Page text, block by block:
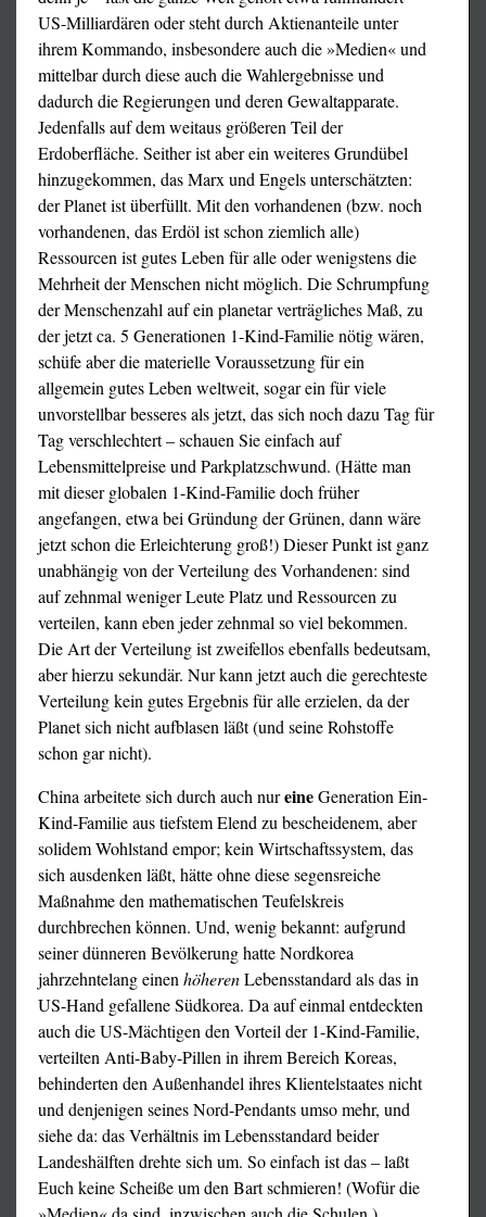
US-Milliardären oder steht durch Aktienanteile unter
ihrem Kommando, insbesondere auch die »Medien« und
mittelbar durch diese auch die Wahlergebnisse und
dadurch die Regierungen und deren Gewaltapparate.
Jedenfalls auf dem weitaus größeren Teil der
Erdoberfläche. Seither ist aber ein weiteres Grundübel
hinzugekommen, das Marx und Engels unterschätzten:
der Planet ist überfüllt. Mit den vorhandenen (bzw. noch
vorhandenen, das Erdöl ist schon ziemlich alle)
Ressourcen ist gutes Leben für alle oder wenigstens die
Mehrheit der Menschen nicht möglich. Die Schrumpfung
der Menschenzahl auf ein planetar verträgliches Maß, zu
der jetzt ca. 5 Generationen 1-Kind-Familie nötig wären,
schüfe aber die materielle Voraussetzung für ein
allgemein gutes Leben weltweit, sogar ein für viele
unvorstellbar besseres als jetzt, das sich noch dazu Tag für
Tag verschlechtert – schauen Sie einfach auf
Lebensmittelpreise und Parkplatzschwund. (Hätte man
mit dieser globalen 1-Kind-Familie doch früher
angefangen, etwa bei Gründung der Grünen, dann wäre
jetzt schon die Erleichterung groß!) Dieser Punkt ist ganz
unabhängig von der Verteilung des Vorhandenen: sind
auf zehnmal weniger Leute Platz und Ressourcen zu
verteilen, kann eben jeder zehnmal so viel bekommen.
Die Art der Verteilung ist zweifellos ebenfalls bedeutsam,
aber hierzu sekundär. Nur kann jetzt auch die gerechteste
Verteilung kein gutes Ergebnis für alle erzielen, da der
Planet sich nicht aufblasen läßt (und seine Rohstoffe
schon gar nicht).
China arbeitete sich durch auch nureineGeneration Ein-
Kind-Familie aus tiefstem Elend zu bescheidenem, aber
solidem Wohlstand empor; kein Wirtschaftssystem, das
sich ausdenken läßt, hätte ohne diese segensreiche
Maßnahme den mathematischen Teufelskreis
durchbrechen können. Und, wenig bekannt: aufgrund
seiner dünneren Bevölkerung hatte Nordkorea
jahrzehntelang einenhöherenLebensstandard als das in
US-Hand gefallene Südkorea. Da auf einmal entdeckten
auch die US-Mächtigen den Vorteil der 1-Kind-Familie,
verteilten Anti-Baby-Pillen in ihrem Bereich Koreas,
behinderten den Außenhandel ihres Klientelstaates nicht
und denjenigen seines Nord-Pendants umso mehr, und
siehe da: das Verhältnis im Lebensstandard beider
Landeshälften drehte sich um. So einfach ist das – laßt
Euch keine Scheiße um den Bart schmieren! (Wofür die